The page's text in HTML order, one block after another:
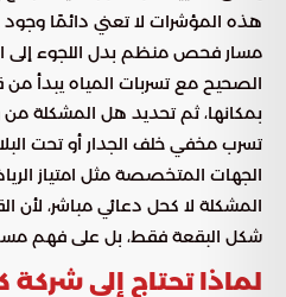
هذه المؤشرات لا تعني دائمًا
مسار فحص منظم بدل اللجوء إلى
الصحيح مع تسربات المياه يبدأ من
بمكانها، ثم تحديد هل المشكلة
تسرب مخفي خلف الجدار أو تحت
الجهات المتخصصة مثل امتياز
المشكلة لا كحل دعائي مباشر، لأن
شكل البقعة فقط، بل على فهم
لماذا تحتاج إلى